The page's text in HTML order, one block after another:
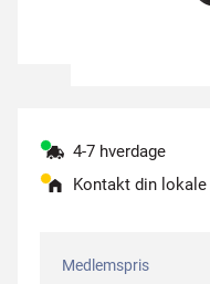
4-7 hverdage
Kontakt din lokale
Medlemspris